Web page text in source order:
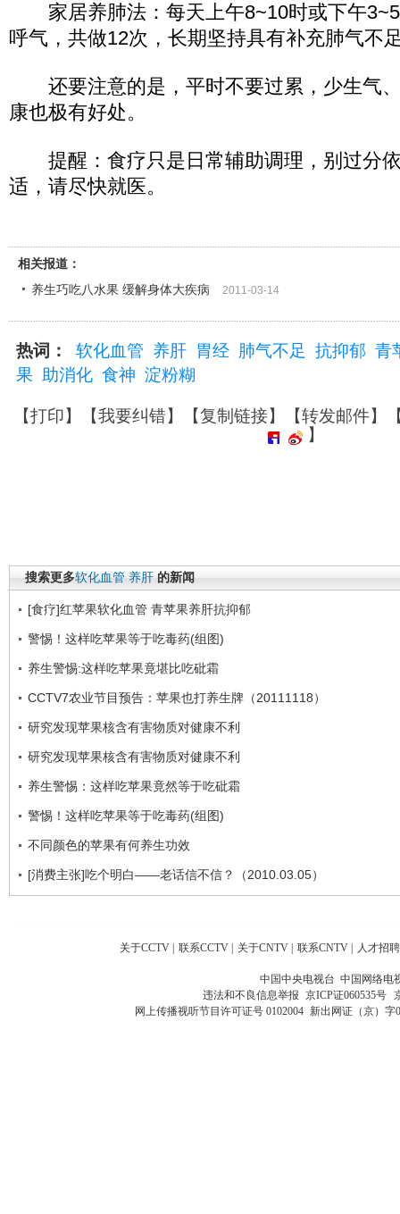
家居养肺法：每天上午8~10时或下午3~5
呼气，共做12次，长期坚持具有补充肺气不
还要注意的是，平时不要过累，少生气
康也极有好处。
提醒：食疗只是日常辅助调理，别过分
适，请尽快就医。
相关报道：
养生巧吃八水果 缓解身体大疾病
2011-03-14
热词： 软化血管 养肝 胃经 肺气不足 抗抑郁 青
果
助消化 食神 淀粉糊
【打印】【我要纠错】【复制链接】【转发邮件】
】
搜索更多软化血管 养肝 的新闻
[食疗]红苹果软化血管 青苹果养肝抗抑郁
警惕！这样吃苹果等于吃毒药(组图)
养生警惕:这样吃苹果竟堪比吃砒霜
CCTV7农业节目预告：苹果也打养生牌（20111118）
研究发现苹果核含有害物质对健康不利
研究发现苹果核含有害物质对健康不利
养生警惕：这样吃苹果竟然等于吃砒霜
警惕！这样吃苹果等于吃毒药(组图)
不同颜色的苹果有何养生功效
[消费主张]吃个明白——老话信不信？（2010.03.05）
关于CCTV | 联系CCTV | 关于CNTV | 联系CNTV | 人才招聘
中国中央电视台 中国网络电
违法和不良信息举报 京ICP证060535号
网上传播视听节目许可证号 0102004 新出网证（京）